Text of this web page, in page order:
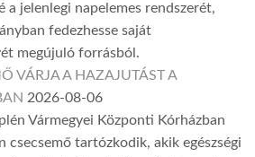
a jelenlegi napelemes rendszerét,
fedezhesse saját
megújuló forrásból.
VÁRJA A HAZAJUTÁST A
2026-08-06
Vármegyei Központi Kórházban
csecsemő tartózkodik, akik egészségi